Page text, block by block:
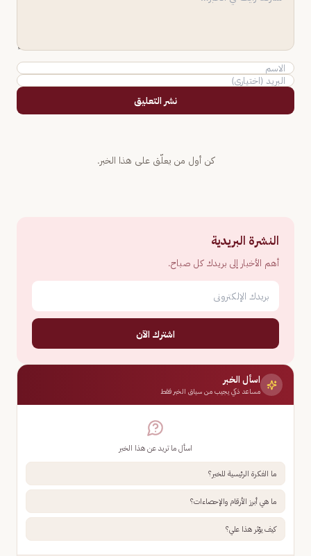
نشر التعليق
كن أول من يعلّق على هذا الخبر.
النشرة البريدية
أهم الأخبار إلى بريدك كل صباح.
اشترك الآن
اسأل الخبر
مساعد ذكي يجيب من سياق الخبر فقط
اسأل ما تريد عن هذا الخبر
ما الفكرة الرئيسية للخبر؟
ما هي أبرز الأرقام والإحصاءات؟
كيف يؤثر هذا علي؟